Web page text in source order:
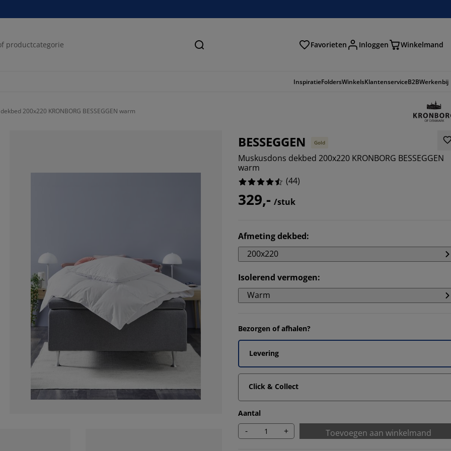
Zoeken Favorieten Inloggen Winkelmand
InspiratieFoldersWinkelsKlantenserviceB2BWerkenbij
200x220 KRONBORG BESSEGGEN warm
BESSEGGEN Gold
Muskusdons dekbed 200x220 KRONBORG BESSEGGEN
warm
(44)
329,- /stuk
Afmeting dekbed:
200x220
Isolerend vermogen:
Warm
Bezorgen of afhalen?
Levering
Click & Collect
Aantal
- + Toevoegen aan winkelmand
4.545454545454546%
9.090909090909092%
2.272727272727273%